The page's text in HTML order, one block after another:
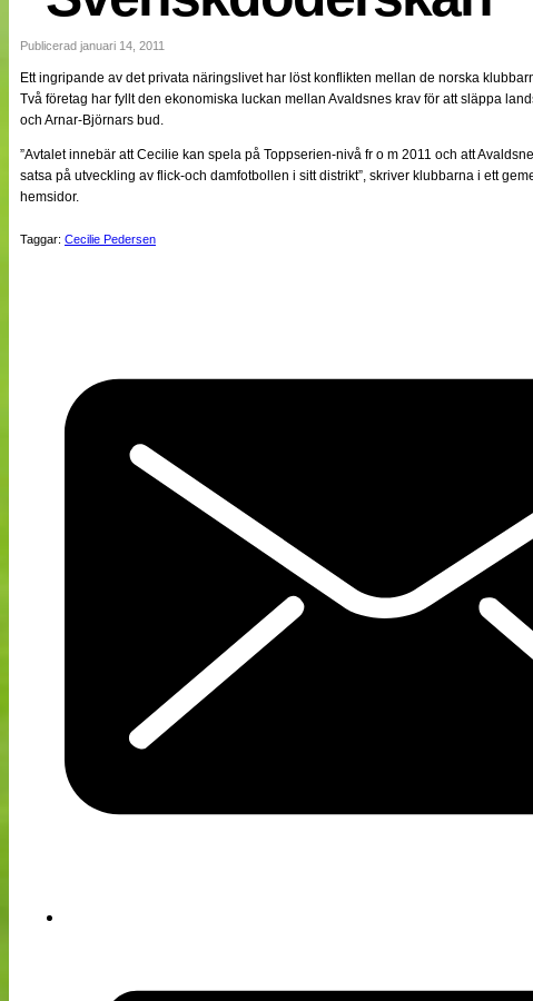
NÄTverket
Nyheter
Bloggar
Lagen
Webb-TV
Cuper
Medlemmar
Till klubbkassan
Publicerad januari 14, 2011
Ett ingripande av det privata näringslivet har löst konflikten mellan de norska
Två företag har fyllt den ekonomiska luckan mellan Avaldsnes krav för att släppa
och Arnar-Björnars bud.
”Avtalet innebär att Cecilie kan spela på Toppserien-nivå fr o m 2011 och att
satsa på utveckling av flick-och damfotbollen i sitt distrikt”, skriver klubbarna i ett
hemsidor.
Taggar: Cecilie Pedersen